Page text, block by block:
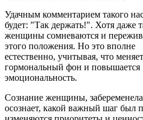
Удачным комментарием такого
будет: "Так держать!". Хотя даже
женщины сомневаются и
этого положения. Но это вполне
естественно, учитывая, что
гормональный фон и повышается
эмоциональность.
Сознание женщины,
осознает, какой важный шаг был